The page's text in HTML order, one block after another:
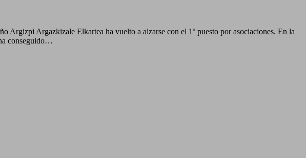
Argizpi Argazkizale Elkartea ha vuelto a alzarse con el 1º puesto por asociaciones. En la
conseguido…